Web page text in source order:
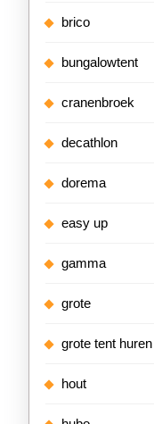
brico
bungalowtent
cranenbroek
decathlon
dorema
easy up
gamma
grote
grote tent huren
hout